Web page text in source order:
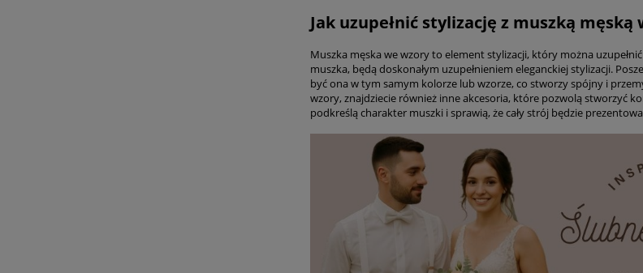
Jak uzupełnić stylizację z muszką męską
Muszka męska we wzory to element stylizacji, który można
muszka, będą doskonałym uzupełnieniem eleganckiej stylizacji.
być ona w tym samym kolorze lub wzorze, co stworzy spójny i
wzory, znajdziecie również inne akcesoria, które pozwolą stworzyć
podkreślą charakter muszki i sprawią, że cały strój będzie